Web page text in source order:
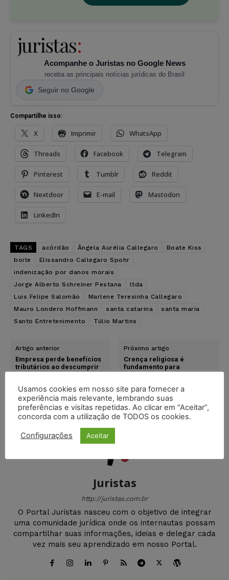
Acompanhe o Juristas no Google News
receba as principais notícias jurídicas do Brasil
Seguir no Google
Compartilhe isso:
X Imprimir WhatsApp
Threads Facebook Telegram
Pinterest Tumblr Reddit
Nextdoor E-mail Mastodon
LinkedIn
TAGS acórdão Ângela Aurélia Callegaro
Boate Kiss
boite
Elissandro Callegaro Spohr
indenização por danos morais
Jorge Alberto Schreiner Pestana
ltda
Luis Felipe Salomão
Marlene Teresinha Callegaro
Mauro Londero Hoffmann
santa catarina
santa maria
Santo Entretenimento
Túlio Martins
Artigo anterior
Empresa perde benefícios
tributários ao descumprir
regras para uso de portos
Próximo artigo
Crença religiosa é
fundamento para
realização de prova em
Juristas
http://juristas.com.br
O Portal Juristas nasceu com o objetivo de integrar
uma comunidade jurídica onde os internautas possam
compartilhar suas informações, ideias e delegar cada
vez mais seu aprendizado em nosso Portal.
Usamos cookies em nosso site para fornecer a
experiência mais relevante, lembrando suas
preferências e visitas repetidas. Ao clicar em “Aceitar”,
concorda com a utilização de TODOS os cookies.
Configurações Aceitar